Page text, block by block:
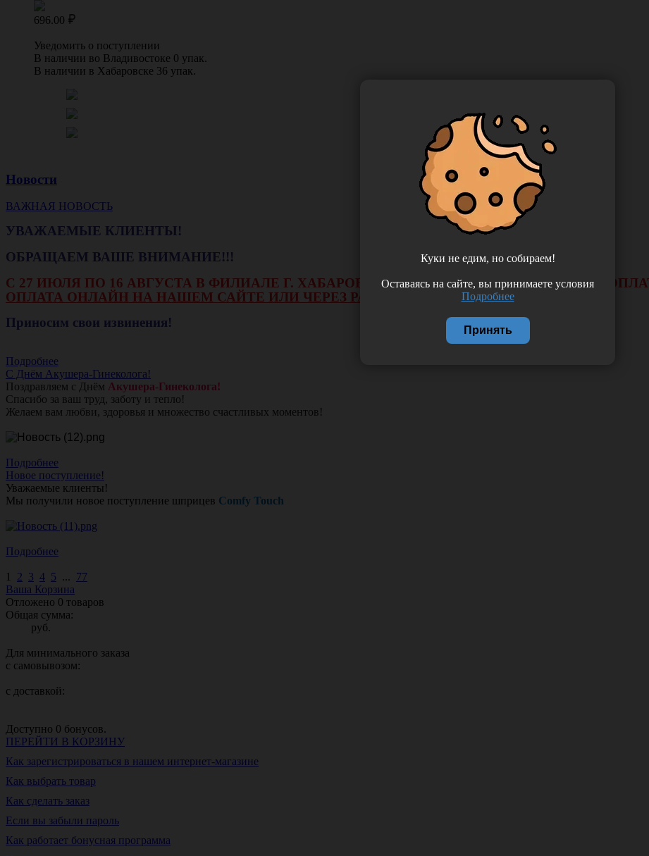
696.00
Уведомить о поступлении
В наличии во Владивостоке 0 упак.
В наличии в Хабаровске 36 упак.
Новости
ВАЖНАЯ НОВОСТЬ
УВАЖАЕМЫЕ КЛИЕНТЫ!
ОБРАЩАЕМ ВАШЕ ВНИМАНИЕ!!!
С 27 ИЮЛЯ ПО 16 АВГУСТА В ФИЛИАЛЕ Г. ХАБАРОВСКА НЕ БУДЕТ ДЕЙСТВОВАТЬ ВИД
ОПЛАТА ОНЛАЙН НА НАШЕМ САЙТЕ ИЛИ ЧЕРЕЗ РАСЧЕТНЫЙ СЧЕТ.
Приносим свои извинения!
Подробнее
С Днём Акушера-Гинеколога!
Поздравляем с Днём Акушера-Гинеколога!
Спасибо за ваш труд, заботу и тепло!
Желаем вам любви, здоровья и множество счастливых моментов!
Подробнее
Новое поступление!
Уважаемые клиенты!
Мы получили новое поступление шприцев Comfy Touch
Подробнее
1 2 3 4 5 ... 77
Ваша Корзина
Отложено 0 товаров
Общая сумма:
руб.
Для минимального заказа
с самовывозом:
с доставкой:
Доступно 0 бонусов.
ПЕРЕЙТИ В КОРЗИНУ
Как зарегистрироваться в нашем интернет-магазине
Как выбрать товар
Как сделать заказ
Если вы забыли пароль
Как работает бонусная программа
Куки не едим, но собираем!
Оставаясь на сайте, вы принимаете условия
Подробнее
Принять